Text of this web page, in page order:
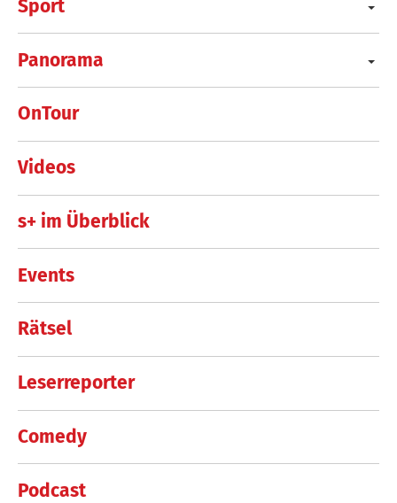
Sport
Panorama
OnTour
Videos
s+ im Überblick
Events
Rätsel
Leserreporter
Comedy
Podcast